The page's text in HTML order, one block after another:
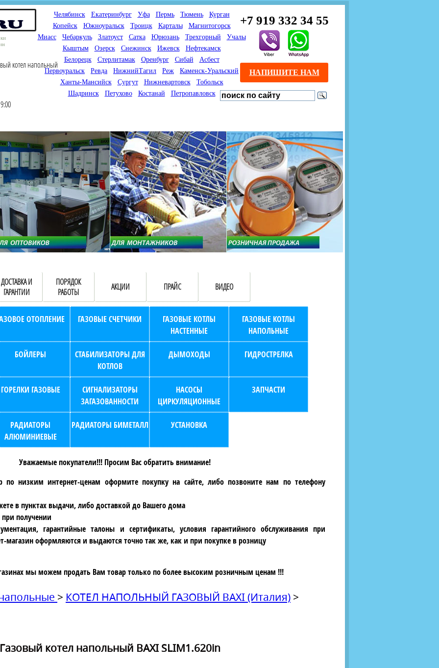
+7 919 332 34 55
Челябинск Екатеринбург Уфа Пермь Тюмень
Курган
Копейск
Южноуральск Троицк Карталы
Магнитогорск
Миасс
Чебаркуль Златоуст Сатка Юрюзань Трехгорный
Учалы
Кыштым
Озерск Снежинск Ижевск
Нефтекамск
Белорецк
Стерлитамак Оренбург Сибай
Асбест
Первоуральск
Ревда НижнийТагил Реж
Каменск-Уральский
Ханты-Мансийск
Сургут Нижневартовск
Тобольск
Шадринск
Петухово Костанай Петропавловск
котел напольный
НАПИШИТЕ НАМ
продаем газовые котлы
отопления,
счетчики
с доставкой по городам
и Казахстана
Мы специализируемся на
снабжении магазинов
газового оборудования.
Предлагаем полный
ассортимент товара для
открытия магазина газового
оборудования в Вашем
городе. Мы знаем что будет
продаваться.
Предлагаем взаимовыгодное
сотрудничество
монтажникам газового
оборудования. Если Вы
занимаетесь установкой
газового оборудования, мы
предлагаем Вам оптовые
цены и документарное
сопровождение Ваших
продаж (берем всю
бухгалтерию "на себя")
ДОСТАВКА И
ГАРАНТИИ
ПОРЯДОК
РАБОТЫ
АКЦИИ ПРАЙС ВИДЕО
ОТОПЛЕНИЕ ГАЗОВЫЕ СЧЕТЧИКИ
ГАЗОВЫЕ КОТЛЫ
НАСТЕННЫЕ
ГАЗОВЫЕ КОТЛЫ
НАПОЛЬНЫЕ
БОЙЛЕРЫ
СТАБИЛИЗАТОРЫ ДЛЯ
КОТЛОВ
ДЫМОХОДЫ ГИДРОСТРЕЛКА
ГОРЕЛКИ ГАЗОВЫЕ
СИГНАЛИЗАТОРЫ
ЗАГАЗОВАННОСТИ
НАСОСЫ
ЦИРКУЛЯЦИОННЫЕ
ЗАПЧАСТИ
РАДИАТОРЫ
АЛЮМИНИЕВЫЕ
РАДИАТОРЫ БИМЕТАЛЛ УСТАНОВКА
Уважаемые покупатели!!! Просим Вас обратить внимание!
по низким интернет-ценам оформите покупку на сайте, либо позвоните нам по телефону
в пунктах выдачи, либо доставкой до Вашего дома
получении
гарантийные талоны и сертификаты, условия гарантийного обслуживания при
магазин оформляются и выдаются точно так же, как и при покупке в розницу
мы можем продать Вам товар только по более высоким розничным ценам !!!
> КОТЕЛ НАПОЛЬНЫЙ ГАЗОВЫЙ BAXI (Италия) >
котел напольный BAXI SLIM1.620in